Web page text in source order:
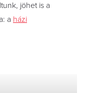
jöhet is a
a házi